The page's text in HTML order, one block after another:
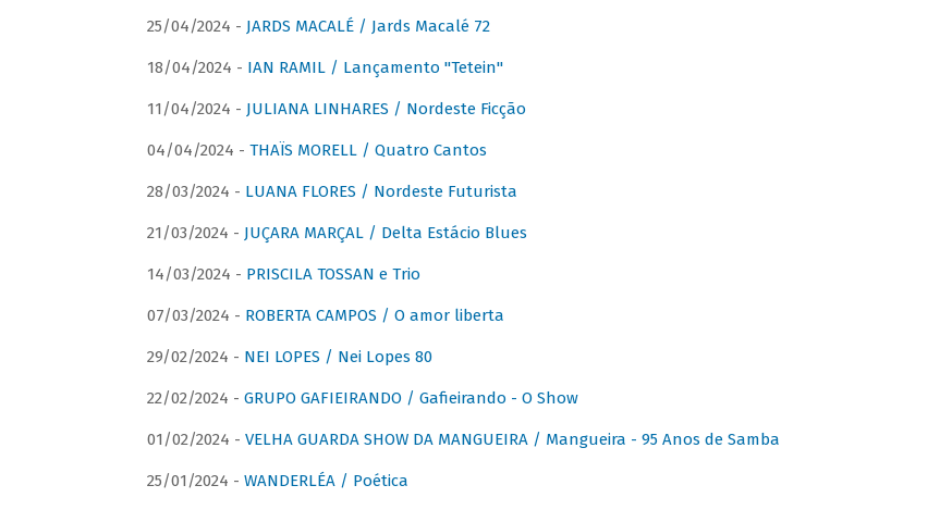
25/04/2024 - JARDS MACALÉ / Jards Macalé 72
18/04/2024 - IAN RAMIL / Lançamento "Tetein"
11/04/2024 - JULIANA LINHARES / Nordeste Ficção
04/04/2024 - THAÏS MORELL / Quatro Cantos
28/03/2024 - LUANA FLORES / Nordeste Futurista
21/03/2024 - JUÇARA MARÇAL / Delta Estácio Blues
14/03/2024 - PRISCILA TOSSAN e Trio
07/03/2024 - ROBERTA CAMPOS / O amor liberta
29/02/2024 - NEI LOPES / Nei Lopes 80
22/02/2024 - GRUPO GAFIEIRANDO / Gafieirando - O Show
01/02/2024 - VELHA GUARDA SHOW DA MANGUEIRA / Mangueira - 95 Anos de Samba
25/01/2024 - WANDERLÉA / Poética